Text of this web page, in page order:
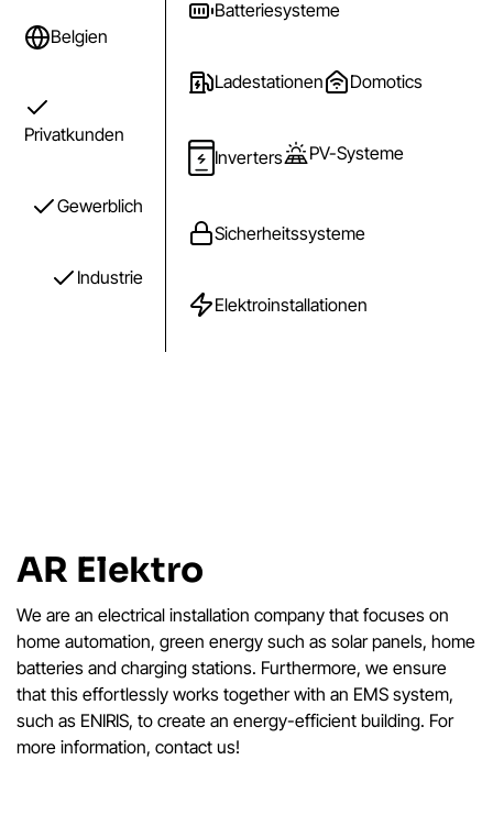
Belgien
Privatkunden
Gewerblich
Industrie
Batteriesysteme
Ladestationen Domotics
Inverters PV-Systeme
Sicherheitssysteme
Elektroinstallationen
AR Elektro
We are an electrical installation company that focuses on
home automation, green energy such as solar panels, home
batteries and charging stations. Furthermore, we ensure
that this effortlessly works together with an EMS system,
such as ENIRIS, to create an energy-efficient building. For
more information, contact us!